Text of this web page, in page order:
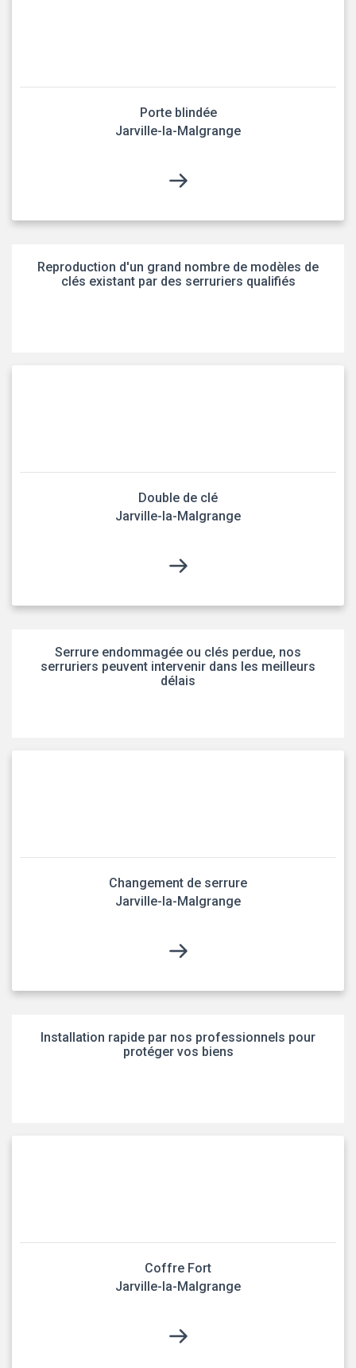
Porte blindée
Jarville-la-Malgrange
Reproduction d'un grand nombre de modèles de
clés existant par des serruriers qualifiés
Double de clé
Jarville-la-Malgrange
Serrure endommagée ou clés perdue, nos
serruriers peuvent intervenir dans les meilleurs
délais
Changement de serrure
Jarville-la-Malgrange
Installation rapide par nos professionnels pour
protéger vos biens
Coffre Fort
Jarville-la-Malgrange